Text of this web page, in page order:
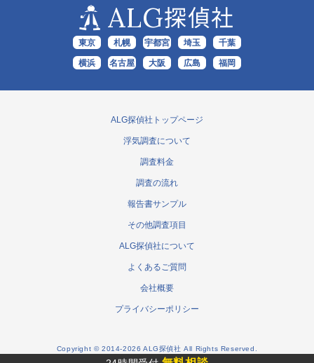
ALG探偵社
東京 札幌 宇都宮 埼玉 千葉
横浜 名古屋 大阪 広島 福岡
ALG探偵社トップページ
浮気調査について
調査料金
調査の流れ
報告書サンプル
その他調査項目
ALG探偵社について
よくあるご質問
会社概要
プライバシーポリシー
Copyright © 2014-2026 ALG探偵社 All Rights Reserved.